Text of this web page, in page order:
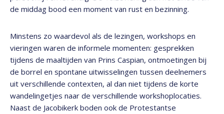
de middag bood een moment van rust en bezinning.
Minstens zo waardevol als de lezingen, workshops en
vieringen waren de informele momenten: gesprekken
tijdens de maaltijden van Prins Caspian, ontmoetingen bij
de borrel en spontane uitwisselingen tussen deelnemers
uit verschillende contexten, al dan niet tijdens de korte
wandelingetjes naar de verschillende workshoplocaties.
Naast de Jacobikerk boden ook de Protestantse